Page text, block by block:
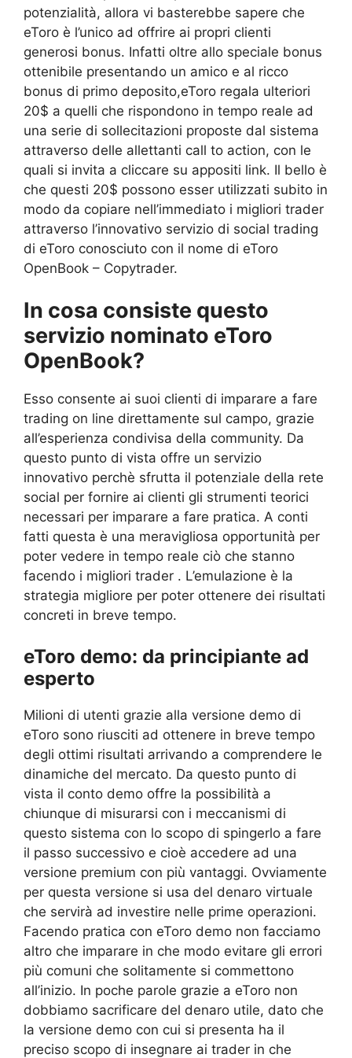
potenzialità, allora vi basterebbe sapere che
eToro è l’unico ad offrire ai propri clienti
generosi bonus. Infatti oltre allo speciale bonus
ottenibile presentando un amico e al ricco
bonus di primo deposito,eToro regala ulteriori
20$ a quelli che rispondono in tempo reale ad
una serie di sollecitazioni proposte dal sistema
attraverso delle allettanti call to action, con le
quali si invita a cliccare su appositi link. Il bello è
che questi 20$ possono esser utilizzati subito in
modo da copiare nell’immediato i migliori trader
attraverso l’innovativo servizio di social trading
di eToro conosciuto con il nome di eToro
OpenBook – Copytrader.
In cosa consiste questo
servizio nominato eToro
OpenBook?
Esso consente ai suoi clienti di imparare a fare
trading on line direttamente sul campo, grazie
all’esperienza condivisa della community. Da
questo punto di vista offre un servizio
innovativo perchè sfrutta il potenziale della rete
social per fornire ai clienti gli strumenti teorici
necessari per imparare a fare pratica. A conti
fatti questa è una meravigliosa opportunità per
poter vedere in tempo reale ciò che stanno
facendo i migliori trader . L’emulazione è la
strategia migliore per poter ottenere dei risultati
concreti in breve tempo.
eToro demo: da principiante ad
esperto
Milioni di utenti grazie alla versione demo di
eToro sono riusciti ad ottenere in breve tempo
degli ottimi risultati arrivando a comprendere le
dinamiche del mercato. Da questo punto di
vista il conto demo offre la possibilità a
chiunque di misurarsi con i meccanismi di
questo sistema con lo scopo di spingerlo a fare
il passo successivo e cioè accedere ad una
versione premium con più vantaggi. Ovviamente
per questa versione si usa del denaro virtuale
che servirà ad investire nelle prime operazioni.
Facendo pratica con eToro demo non facciamo
altro che imparare in che modo evitare gli errori
più comuni che solitamente si commettono
all’inizio. In poche parole grazie a eToro non
dobbiamo sacrificare del denaro utile, dato che
la versione demo con cui si presenta ha il
preciso scopo di insegnare ai trader in che